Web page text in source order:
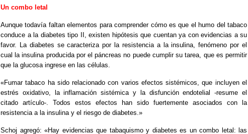
Un combo letal
Aunque todavía faltan elementos para comprender cómo es que el humo del tabaco
conduce a la diabetes tipo II, existen hipótesis que cuentan ya con evidencias a su
favor. La diabetes se caracteriza por la resistencia a la insulina, fenómeno por el
cual la insulina producida por el páncreas no puede cumplir su tarea, que es permitir
que la glucosa ingrese en las células.
«Fumar tabaco ha sido relacionado con varios efectos sistémicos, que incluyen el
estrés oxidativo, la inflamación sistémica y la disfunción endotelial -resume el
citado artículo-. Todos estos efectos han sido fuertemente asociados con la
resistencia a la insulina y el riesgo de diabetes.»
Schoj agregó: «Hay evidencias que tabaquismo y diabetes es un combo letal: las